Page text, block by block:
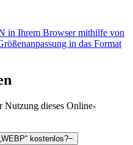
in Ihrem Browser mithilfe von
in das Format
Nutzung dieses Online-
kostenlos?−